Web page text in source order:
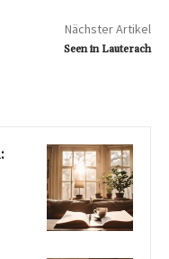
Nächster Artikel
Seen in Lauterach